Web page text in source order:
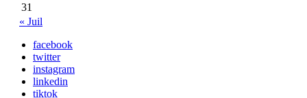
31
« Juil
facebook
twitter
instagram
linkedin
tiktok